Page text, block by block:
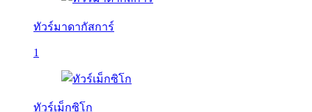
ทัวร์มาดากัสการ์
1
ทัวร์เม็กซิโก